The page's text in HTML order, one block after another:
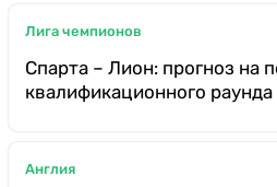
Лига чемпионов
Спарта – Лион: прогноз на
квалификационного
Англия